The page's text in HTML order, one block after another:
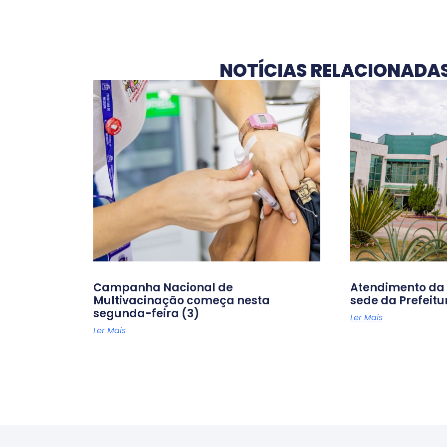
NOTÍCIAS
Campanha Nacional de
Multivacinação começa nesta
segunda-feira (3)
Ler Mais
Atendimento
sede da
Ler Mais